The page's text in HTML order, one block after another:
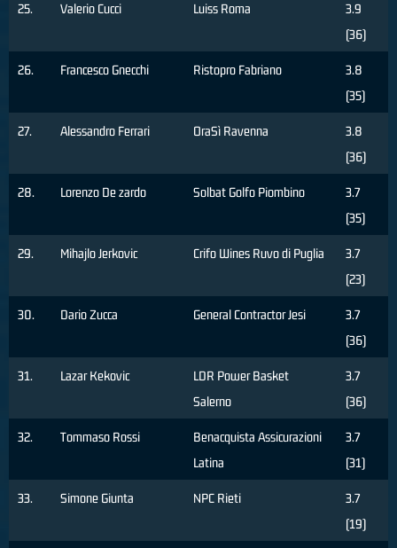
25. Valerio Cucci Luiss Roma
3.9
(36)
26. Francesco Gnecchi Ristopro Fabriano
3.8
(35)
27. Alessandro Ferrari OraSì Ravenna
3.8
(36)
28. Lorenzo De zardo Solbat Golfo Piombino
3.7
(35)
29. Mihajlo Jerkovic Crifo Wines Ruvo di Puglia
3.7
(23)
30. Dario Zucca General Contractor Jesi
3.7
(36)
31. Lazar Kekovic
LDR Power Basket
Salerno
3.7
(36)
32. Tommaso Rossi
Benacquista Assicurazioni
Latina
3.7
(31)
33. Simone Giunta NPC Rieti
3.7
(19)